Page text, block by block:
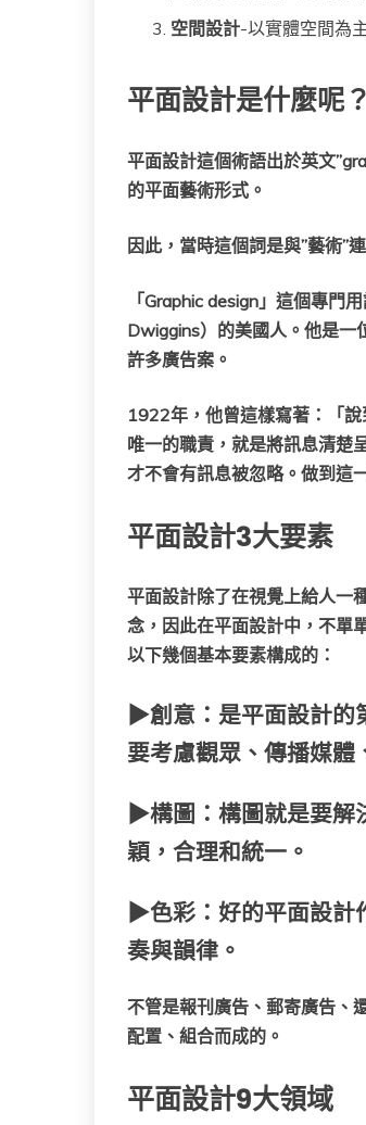
空間設計-以實體空間為
平面設計是什麼呢？
平面設計這個術語出於英文
的平面藝術形式。
因此，當時這個詞是與”藝術”
「Graphic design」這個專門
Dwiggins）的美國人 。他是
許多廣告案。
1922年，他曾這樣寫著：「
唯一的職責，就是將訊息清楚
才不會有訊息被忽略。做到這
平面設計3大要素
平面設計除了在視覺上給人一
念，因此在平面設計中，不單
以下幾個基本要素構成的：
▶創意：是平面設計的
要考慮觀眾、傳播媒體
​​▶構圖：構圖就是要解
穎，合理和統一。
▶色彩：好的平面設計
奏與韻律。
不管是報刊廣告、郵寄廣告、
配置、組合而成的。
平面設計9大領域